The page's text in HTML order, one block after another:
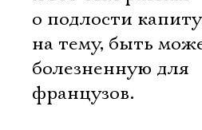
о подлости
на тему, быть
болезненную для
французов.